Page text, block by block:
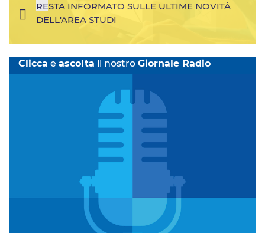
RESTA INFORMATO SULLE ULTIME NOVITÀ
DELL'AREA STUDI
Clicca e ascolta il nostro Giornale Radio